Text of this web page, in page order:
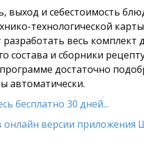
выход и себестоимость
технологической
весь
состава и сборники
достаточно
автоматически.
бесплатно 30 дней...
онлайн версии приложения